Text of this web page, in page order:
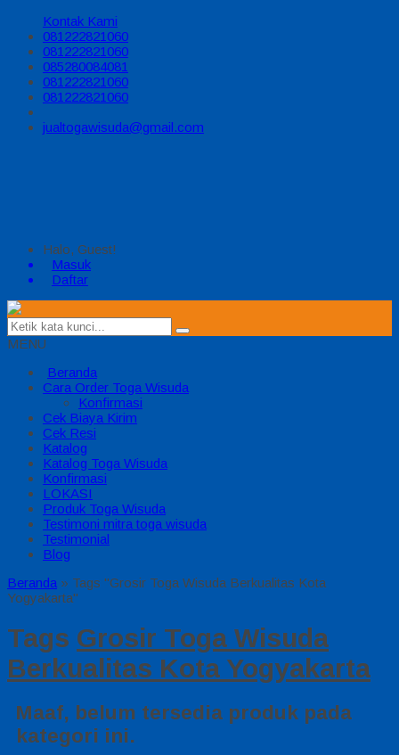
Kontak Kami
081222821060
081222821060
085280084081
081222821060
081222821060
jualtogawisuda@gmail.com
Halo, Guest!
Masuk
Daftar
MENU
Beranda
Cara Order Toga Wisuda
Konfirmasi
Cek Biaya Kirim
Cek Resi
Katalog
Katalog Toga Wisuda
Konfirmasi
LOKASI
Produk Toga Wisuda
Testimoni mitra toga wisuda
Testimonial
Blog
Beranda » Tags "Grosir Toga Wisuda Berkualitas Kota
Yogyakarta"
Tags Grosir Toga Wisuda
Berkualitas Kota Yogyakarta
Maaf, belum tersedia produk pada
kategori ini.